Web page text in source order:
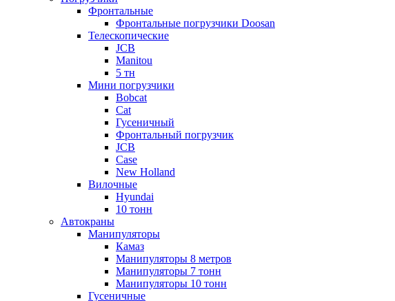
Фронтальные
Фронтальные погрузчики Doosan
Телескопические
JCB
Manitou
5 тн
Мини погрузчики
Bobcat
Cat
Гусеничный
Фронтальный погрузчик
JCB
Case
New Holland
Вилочные
Hyundai
10 тонн
Автокраны
Манипуляторы
Камаз
Манипуляторы 8 метров
Манипуляторы 7 тонн
Манипуляторы 10 тонн
Гусеничные